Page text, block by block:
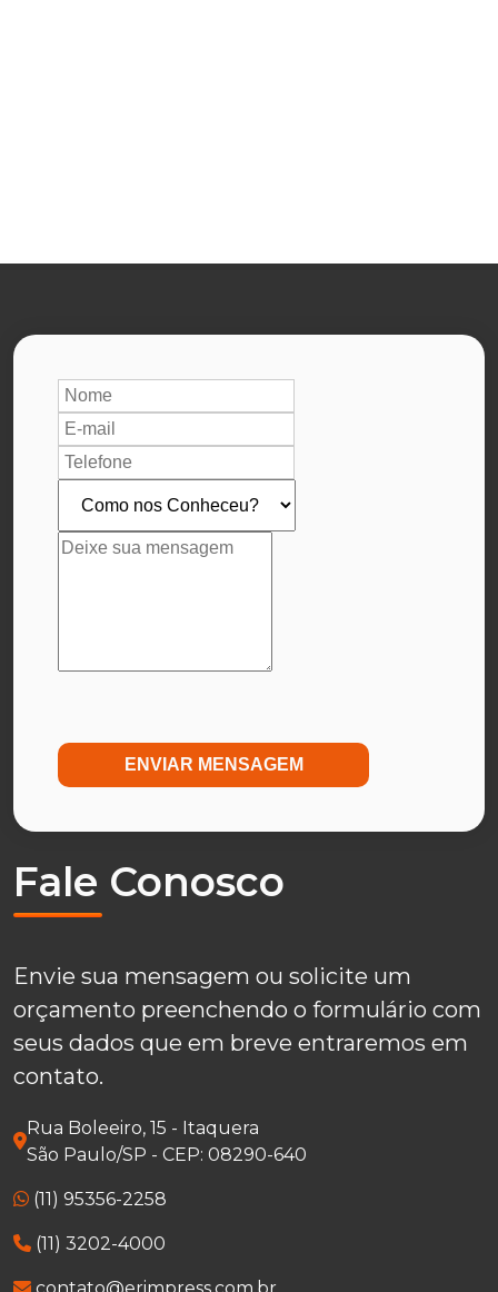
ENVIAR MENSAGEM
Fale Conosco
Envie sua mensagem ou solicite um
orçamento preenchendo o formulário com
seus dados que em breve entraremos em
contato.
Rua Boleeiro, 15 - Itaquera
São Paulo/SP - CEP: 08290-640
(11) 3202-4000
(11) 95356-2258